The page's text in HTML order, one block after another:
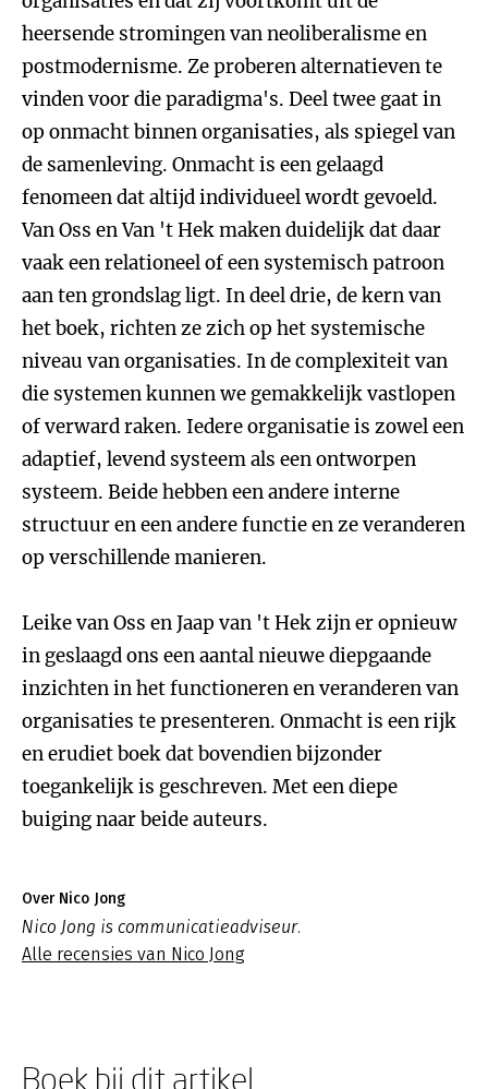
heersende stromingen van neoliberalisme en
postmodernisme. Ze proberen alternatieven te
vinden voor die paradigma's. Deel twee gaat in
op onmacht binnen organisaties, als spiegel van
de samenleving. Onmacht is een gelaagd
fenomeen dat altijd individueel wordt gevoeld.
Van Oss en Van 't Hek maken duidelijk dat daar
vaak een relationeel of een systemisch patroon
aan ten grondslag ligt. In deel drie, de kern van
het boek, richten ze zich op het systemische
niveau van organisaties. In de complexiteit van
die systemen kunnen we gemakkelijk vastlopen
of verward raken. Iedere organisatie is zowel een
adaptief, levend systeem als een ontworpen
systeem. Beide hebben een andere interne
structuur en een andere functie en ze veranderen
op verschillende manieren.
Leike van Oss en Jaap van 't Hek zijn er opnieuw
in geslaagd ons een aantal nieuwe diepgaande
inzichten in het functioneren en veranderen van
organisaties te presenteren. Onmacht is een rijk
en erudiet boek dat bovendien bijzonder
toegankelijk is geschreven. Met een diepe
buiging naar beide auteurs.
Over Nico Jong
Nico Jong is communicatieadviseur.
Alle recensies van Nico Jong
Boek bij dit artikel